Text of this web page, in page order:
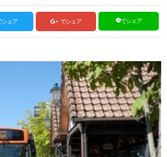
シェア でシェア でシェア